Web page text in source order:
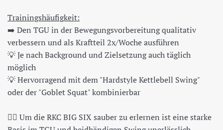
Trainingshäufigkeit:
➡️ Den TGU in der Bewegungsvorbereitung qualitativ
verbessern und als Kraftteil 2x/Woche ausführen
💡 Je nach Background und Zielsetzung auch täglich
möglich
💡 Hervorragend mit dem "Hardstyle Kettlebell Swing"
oder der "Goblet Squat" kombinierbar
👍🏼 Um die RKC BIG SIX sauber zu erlernen ist eine starke